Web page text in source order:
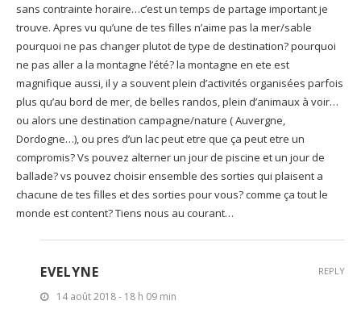
sans contrainte horaire…c’est un temps de partage important je
trouve. Apres vu qu’une de tes filles n’aime pas la mer/sable
pourquoi ne pas changer plutot de type de destination? pourquoi
ne pas aller a la montagne l’été? la montagne en ete est
magnifique aussi, il y a souvent plein d’activités organisées parfois
plus qu’au bord de mer, de belles randos, plein d’animaux à voir…
ou alors une destination campagne/nature ( Auvergne,
Dordogne…), ou pres d’un lac peut etre que ça peut etre un
compromis? Vs pouvez alterner un jour de piscine et un jour de
ballade? vs pouvez choisir ensemble des sorties qui plaisent a
chacune de tes filles et des sorties pour vous? comme ça tout le
monde est content? Tiens nous au courant…
EVELYNE
14 août 2018 - 18 h 09 min
REPLY